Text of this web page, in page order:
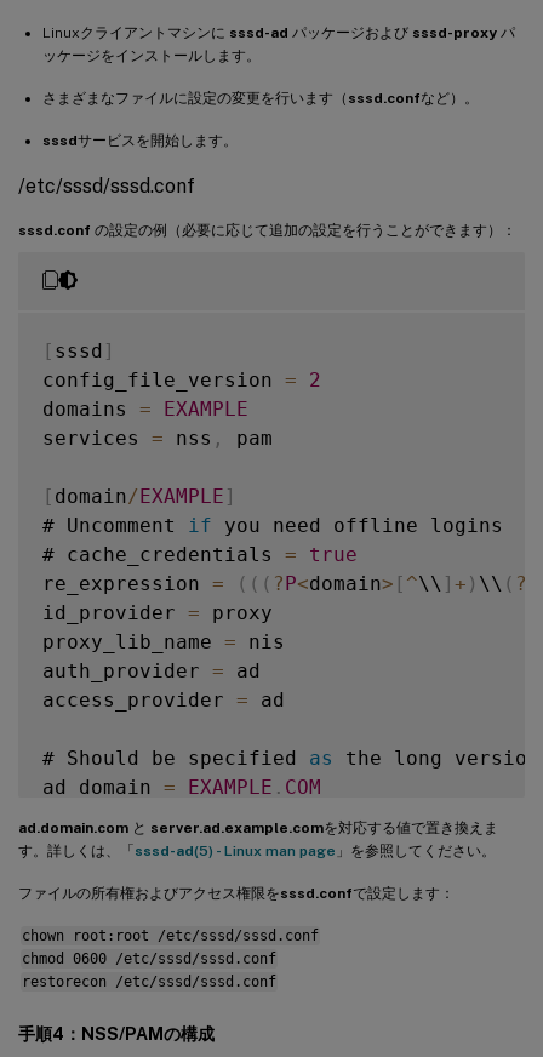
Linuxクライアントマシンに sssd-ad パッケージおよび sssd-proxy パ
ッケージをインストールします。
さまざまなファイルに設定の変更を行います（ sssd.confなど）。
sssdサービスを開始します。
/etc/sssd/sssd.conf
sssd.conf の設定の例（必要に応じて追加の設定を行うことができます）：
[ sssd ]
config_file_version =
2
domains =
EXAMPLE
services = nss , pam
[ domain/EXAMPLE ]
# Uncomment
if you need offline logins
# cache_credentials =
true
re_expression = ( ( ( ?P<domain> [ ^\\ ] + ) \\ ( ?
id_provider = proxy
proxy_lib_name = nis
auth_provider = ad
access_provider = ad
# Should be specified as
the long
ad_domain = EXAMPLE . COM
# Kerberos settings
krb5_ccname_template = FILE:%d/krb5cc_
# Uncomment if service discovery is not
# ad_server = server
# Comment out if
ad.domain.com と server.ad.example.comを対応する値で置き換えま
す。詳しくは、「sssd-ad(5) - Linux man page 」を参照してください。
ファイルの所有権およびアクセス権限をsssd.confで設定します：
chown root:root /etc/sssd/sssd.conf
chmod 0600 /etc/sssd/sssd.conf
restorecon /etc/sssd/sssd.conf
手順4：NSS/PAMの構成